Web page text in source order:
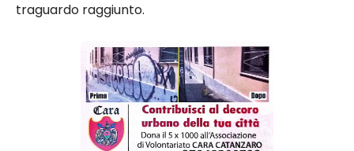
traguardo raggiunto.